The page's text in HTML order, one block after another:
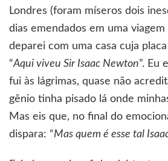
Londres (foram míseros dois
dias emendados em uma
deparei com uma casa cuja
“Aqui viveu Sir Isaac Newton”. Eu
fui às lágrimas, quase não
gênio tinha pisado lá onde
Mas eis que, no final do
dispara: “Mas quem é esse tal